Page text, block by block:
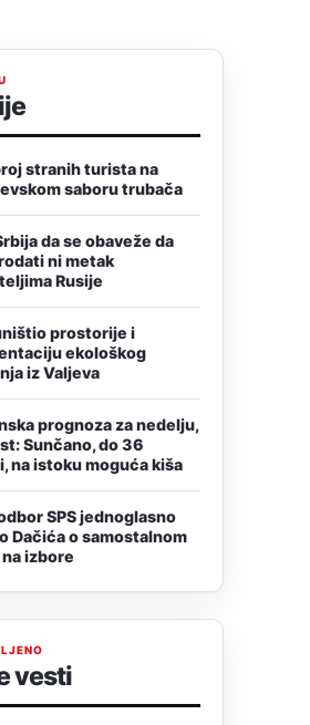
stranih turista na
saboru trubača
da se obaveže da
ni metak
Rusije
prostorije i
ekološkog
iz Valjeva
prognoza za nedelju,
Sunčano, do 36
na istoku moguća kiša
SPS jednoglasno
Dačića o samostalnom
izbore
vesti